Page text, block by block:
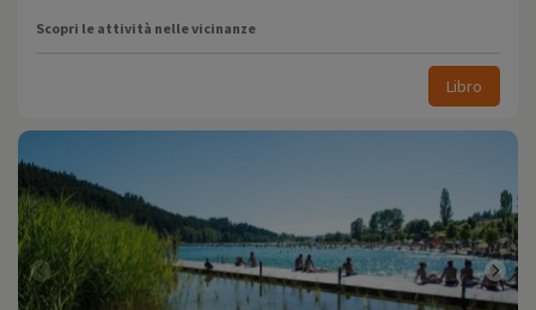
Scopri le attività nelle vicinanze
Libro